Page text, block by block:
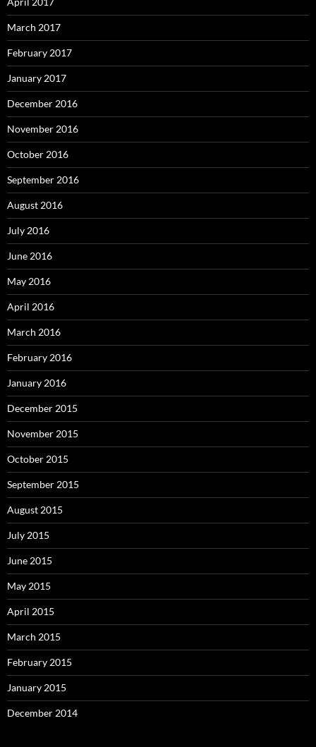
March 2017
February 2017
January 2017
December 2016
November 2016
October 2016
September 2016
August 2016
July 2016
June 2016
May 2016
April 2016
March 2016
February 2016
January 2016
December 2015
November 2015
October 2015
September 2015
August 2015
July 2015
June 2015
May 2015
April 2015
March 2015
February 2015
January 2015
December 2014